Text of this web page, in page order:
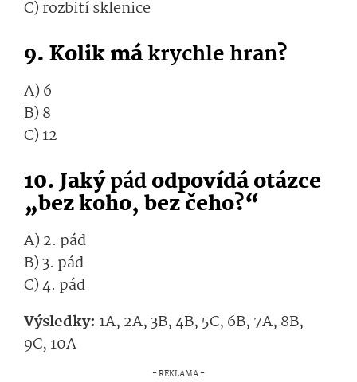
C) rozbití sklenice
9. Kolik mákrychle hran?
A) 6
B) 8
C) 12
10. Jakýpádodpovídá otázce
„bez koho, bez čeho?“
A) 2. pád
B) 3. pád
C) 4. pád
Výsledky: 1A, 2A, 3B, 4B, 5C, 6B, 7A, 8B,
9C, 10A